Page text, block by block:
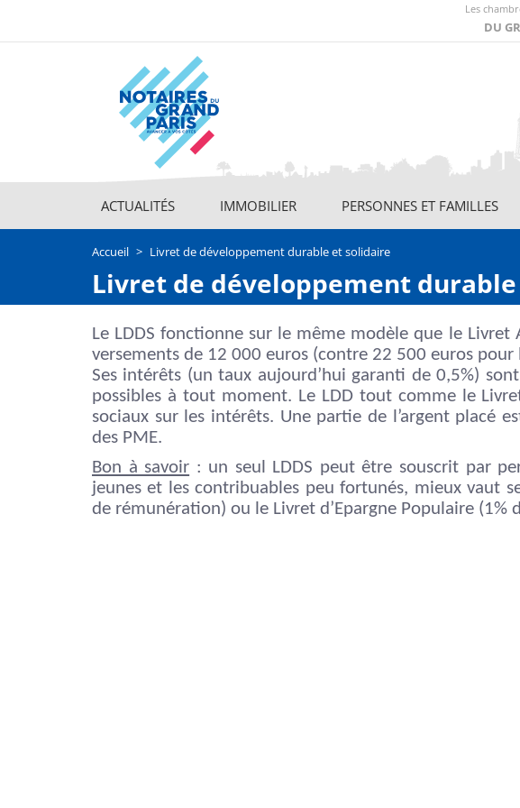
contenu
Les
DU
navigation
ACTUALITÉS IMMOBILIER PERSONNES ET FAMILLES
Accueil Livret de développement durable et solidaire
Livret de développement
Le LDDS fonctionne sur le même modèle que le
versements de 12 000 euros (contre 22 500 euros
Ses intérêts (un taux aujourd’hui garanti de 0,5%)
possibles à tout moment. Le LDD tout comme le
sociaux sur les intérêts. Une partie de l’argent placé
des PME.
Bon à savoir : un seul LDDS peut être souscrit par
jeunes et les contribuables peu fortunés, mieux vaut
de rémunération) ou le Livret d’Epargne Populaire (1%